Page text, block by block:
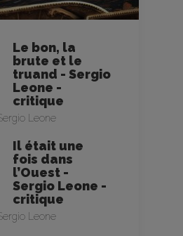
Le bon, la
brute et le
truand - Sergio
Leone -
critique
Leone
Il était une
fois dans
l’Ouest -
Sergio Leone -
critique
Leone